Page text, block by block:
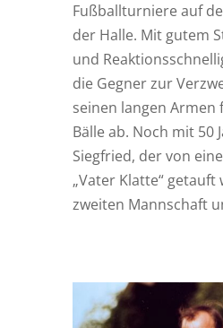
Fußballturniere auf
der Halle. Mit gutem
und
die Gegner zur
seinen langen Armen
Bälle ab. Noch mit 50
Siegfried, der von
„Vater Klatte“
zweiten Mannschaft